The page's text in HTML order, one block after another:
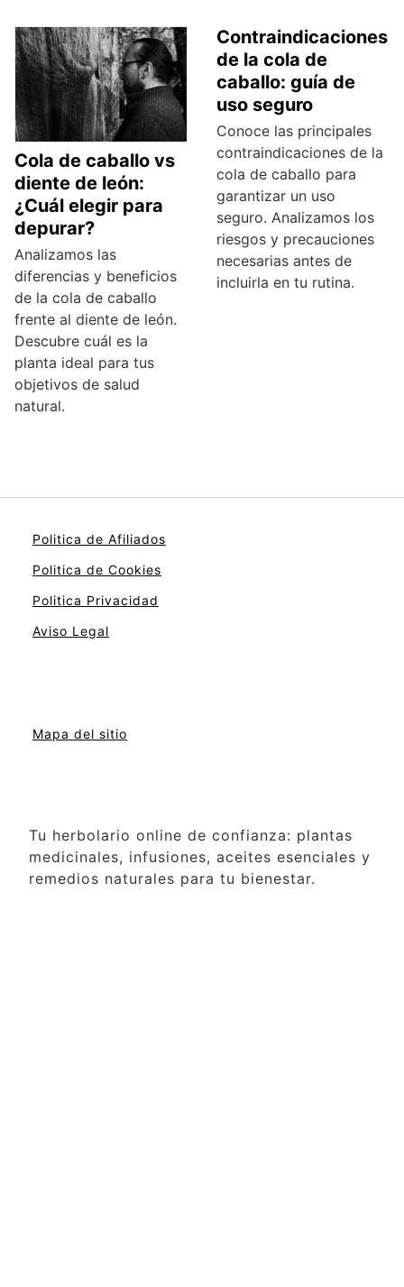
Cola de caballo vs
diente de león:
¿Cuál elegir para
depurar?
Analizamos las
diferencias y beneficios
de la cola de caballo
frente al diente de león.
Descubre cuál es la
planta ideal para tus
objetivos de salud
natural.
Contraindicaciones
de la cola de
caballo: guía de
uso seguro
Conoce las principales
contraindicaciones de la
cola de caballo para
garantizar un uso
seguro. Analizamos los
riesgos y precauciones
necesarias antes de
incluirla en tu rutina.
Politica de Afiliados
Politica de Cookies
Politica Privacidad
Aviso Legal
Mapa del sitio
Tu herbolario online de confianza: plantas
medicinales, infusiones, aceites esenciales y
remedios naturales para tu bienestar.